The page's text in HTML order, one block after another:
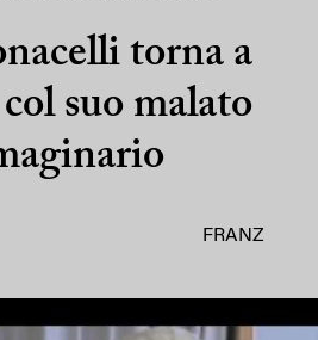
torna a
suo malato
FRANZ